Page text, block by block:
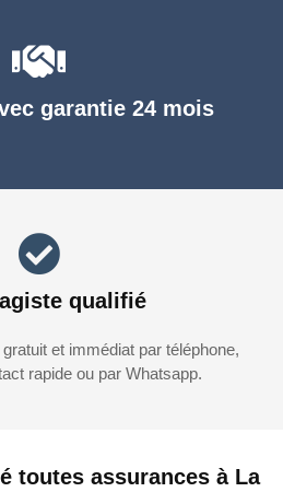
toutes assurances à La
garantie 24 mois
qualifié
et immédiat par téléphone,
rapide ou par Whatsapp.